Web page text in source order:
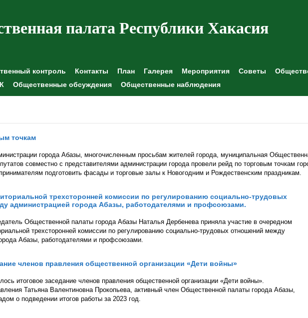
палата Республики Хакасия
контроль Контакты План Галерея Мероприятия Советы
Общественные обсуждения Общественные наблюдения
точкам
города Абазы, многочисленным просьбам жителей города, муниципальная
совместно с представителями администрации города провели рейд по торговым точкам
подготовить фасады и торговые залы к Новогодним и Рождественским праздникам.
трехсторонней комиссии по регулированию социально-трудовых
администрацией города Абазы, работодателями и профсоюзами.
Общественной палаты города Абазы Наталья Дербенева приняла участие в очередном
трехсторонней комиссии по регулированию социально-трудовых отношений между
Абазы, работодателями и профсоюзами.
членов правления общественной организации «Дети войны»
итоговое заседание членов правления общественной организации «Дети войны».
Татьяна Валентиновна Прокопьева, активный член Общественной палаты города Абазы,
о подведении итогов работы за 2023 год.